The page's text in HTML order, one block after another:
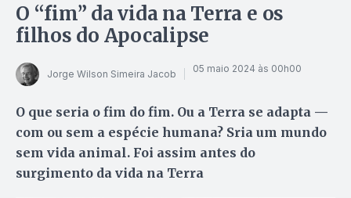
O “fim” da vida na Terra e os
filhos do Apocalipse
Jorge Wilson Simeira Jacob 05 maio 2024 às 00h00
O que seria o fim do fim. Ou a Terra se adapta —
com ou sem a espécie humana? Sria um mundo
sem vida animal. Foi assim antes do
surgimento da vida na Terra